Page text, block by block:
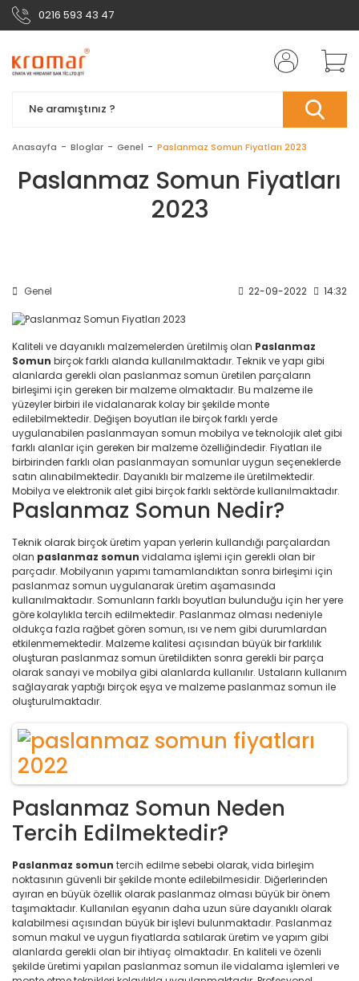
0216 593 43 47
Anasayfa Bloglar Genel Paslanmaz Somun Fiyatları 2023
Paslanmaz Somun Fiyatları
2023
Genel 22-09-2022 14:32
Kaliteli ve dayanıklı malzemelerden üretilmiş olan Paslanmaz
Somun birçok farklı alanda kullanılmaktadır. Teknik ve yapı gibi
alanlarda gerekli olan paslanmaz somun üretilen parçaların
birleşimi için gereken bir malzeme olmaktadır. Bu malzeme ile
yüzeyler birbiri ile vidalanarak kolay bir şekilde monte
edilebilmektedir. Değişen boyutları ile birçok farklı yerde
uygulanabilen paslanmayan somun mobilya ve teknolojik alet gibi
farklı alanlar için gereken bir malzeme özelliğindedir. Fiyatları ile
birbirinden farklı olan paslanmayan somunlar uygun seçeneklerde
satın alınabilmektedir. Dayanıklı bir malzeme ile üretilmektedir.
Mobilya ve elektronik alet gibi birçok farklı sektörde kullanılmaktadır.
Paslanmaz Somun Nedir?
Teknik olarak birçok üretim yapan yerlerin kullandığı parçalardan
olan paslanmaz somun vidalama işlemi için gerekli olan bir
parçadır. Mobilyanın yapımı tamamlandıktan sonra birleşimi için
paslanmaz somun uygulanarak üretim aşamasında
kullanılmaktadır. Somunların farklı boyutları bulunduğu için her yere
göre kolaylıkla tercih edilmektedir. Paslanmaz olması nedeniyle
oldukça fazla rağbet gören somun, ısı ve nem gibi durumlardan
etkilenmemektedir. Malzeme kalitesi açısından büyük bir farklılık
oluşturan paslanmaz somun üretildikten sonra gerekli bir parça
olarak sanayi ve mobilya gibi alanlarda kullanılır. Ustaların kullanım
sağlayarak yaptığı birçok eşya ve malzeme paslanmaz somun ile
oluşturulmaktadır.
Paslanmaz Somun Neden
Tercih Edilmektedir?
Paslanmaz somun tercih edilme sebebi olarak, vida birleşim
noktasının güvenli bir şekilde monte edilebilmesidir. Diğerlerinden
ayıran en büyük özellik olarak paslanmaz olması büyük bir önem
taşımaktadır. Kullanılan eşyanın daha uzun süre dayanıklı olarak
kalabilmesi açısından büyük bir işlevi bulunmaktadır. Paslanmaz
somun makul ve uygun fiyatlarda satılarak üretim ve yapım gibi
alanlarda gerekli olan bir ihtiyaç olmaktadır. En kaliteli ve özenli
şekilde üretimi yapılan paslanmaz somun ile vidalama işlemleri ve